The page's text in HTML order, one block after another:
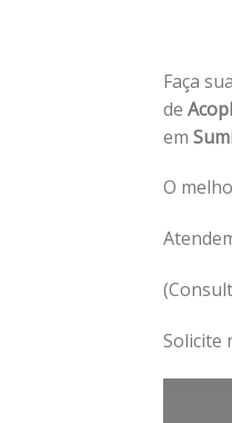
Faça
de
em
O
Solicite